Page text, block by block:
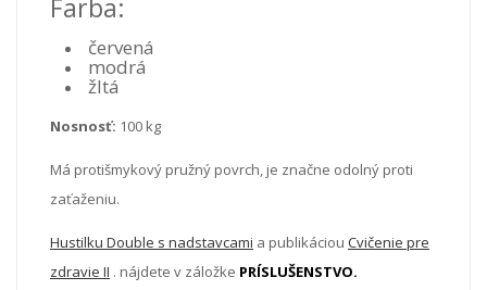
Farba:
červená
modrá
žltá
Nosnosť: 100 kg
Má protišmykový pružný povrch, je značne odolný proti
zaťaženiu.
Hustilku Double s nadstavcami a publikáciou Cvičenie pre
zdravie II . nájdete v záložke PRÍSLUŠENSTVO.